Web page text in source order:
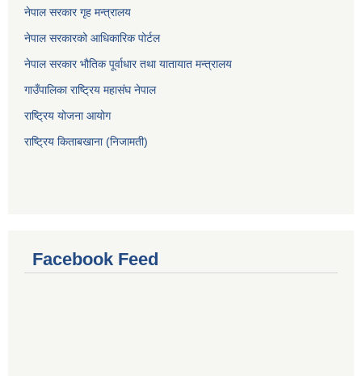
नेपाल सरकार गृह मन्त्रालय
नेपाल सरकारको आधिकारिक पोर्टल
नेपाल सरकार भौतिक पूर्वाधार तथा यातायात मन्त्रालय
गाउँपालिका राष्ट्रिय महासंघ नेपाल
राष्ट्रिय योजना आयोग
राष्ट्रिय किताबखाना (निजामती)
Facebook Feed